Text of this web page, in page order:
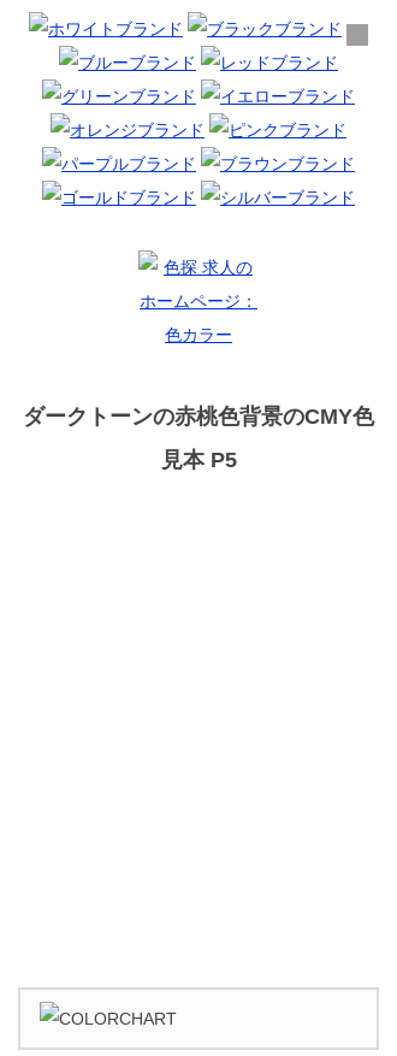
ダークトーンの赤桃色背景のCMY色
見本 P5